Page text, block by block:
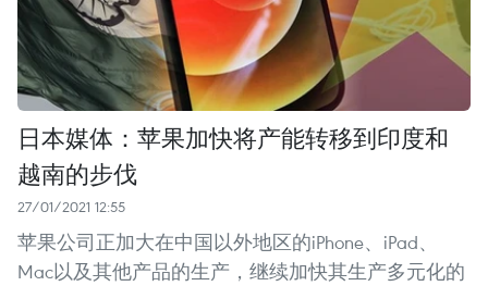
日本媒体：苹果加快将产能转移到印度和
越南的步伐
27/01/2021 12:55
苹果公司正加大在中国以外地区的iPhone、iPad、
Mac以及其他产品的生产，继续加快其生产多元化的